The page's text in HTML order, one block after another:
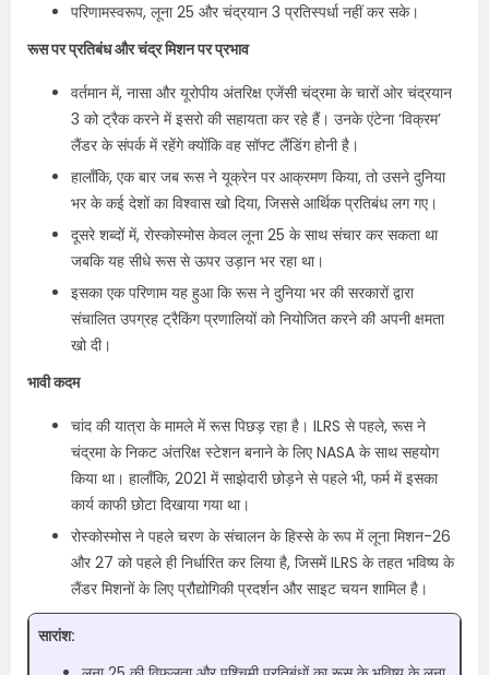
परिणामस्वरूप, लूना 25 और चंद्रयान 3 प्रतिस्पर्धा नहीं कर सके।
रूस पर प्रतिबंध और चंद्र मिशन पर प्रभाव
वर्तमान में, नासा और यूरोपीय अंतरिक्ष एजेंसी चंद्रमा के चारों ओर चंद्रयान
3 को ट्रैक करने में इसरो की सहायता कर रहे हैं। उनके एंटेना ‘विक्रम’
लैंडर के संपर्क में रहेंगे क्योंकि वह सॉफ्ट लैंडिंग होनी है।
हालाँकि, एक बार जब रूस ने यूक्रेन पर आक्रमण किया, तो उसने दुनिया
भर के कई देशों का विश्वास खो दिया, जिससे आर्थिक प्रतिबंध लग गए।
दूसरे शब्दों में, रोस्कोस्मोस केवल लूना 25 के साथ संचार कर सकता था
जबकि यह सीधे रूस से ऊपर उड़ान भर रहा था।
इसका एक परिणाम यह हुआ कि रूस ने दुनिया भर की सरकारों द्वारा
संचालित उपग्रह ट्रैकिंग प्रणालियों को नियोजित करने की अपनी क्षमता
खो दी।
भावी कदम
चांद की यात्रा के मामले में रूस पिछड़ रहा है। ILRS से पहले, रूस ने
चंद्रमा के निकट अंतरिक्ष स्टेशन बनाने के लिए NASA के साथ सहयोग
किया था। हालाँकि, 2021 में साझेदारी छोड़ने से पहले भी, फर्म में इसका
कार्य काफी छोटा दिखाया गया था।
रोस्कोस्मोस ने पहले चरण के संचालन के हिस्से के रूप में लूना मिशन-26
और 27 को पहले ही निर्धारित कर लिया है, जिसमें ILRS के तहत भविष्य के
लैंडर मिशनों के लिए प्रौद्योगिकी प्रदर्शन और साइट चयन शामिल है।
सारांश: